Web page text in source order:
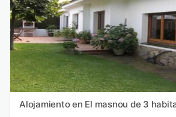
Alojamiento en El masnou de 3